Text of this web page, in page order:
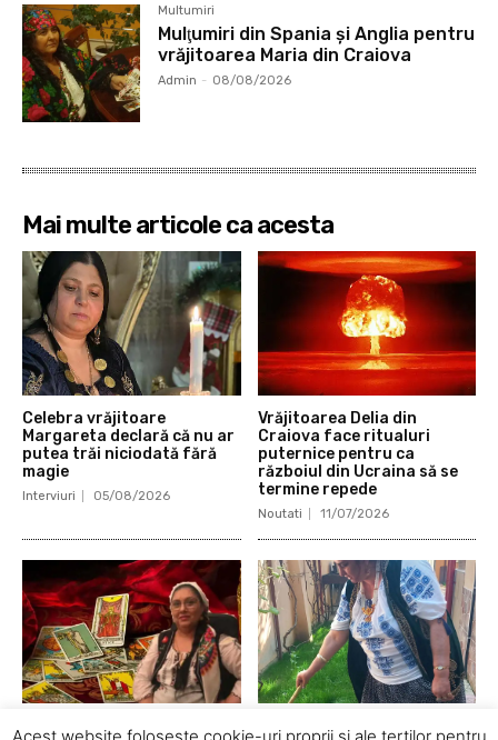
Multumiri
Mulţumiri din Spania şi Anglia pentru
vrăjitoarea Maria din Craiova
Admin - 08/08/2026
Mai multe articole ca acesta
Celebra vrăjitoare
Margareta declară că nu ar
putea trăi niciodată fără
magie
Interviuri 05/08/2026
Vrăjitoarea Delia din
Craiova face ritualuri
puternice pentru ca
războiul din Ucraina să se
termine repede
Noutati 11/07/2026
Vrăjitoarea Rodica
Vrăjitoarea Anastasia
Acest website foloseste cookie-uri proprii si ale tertilor pentru